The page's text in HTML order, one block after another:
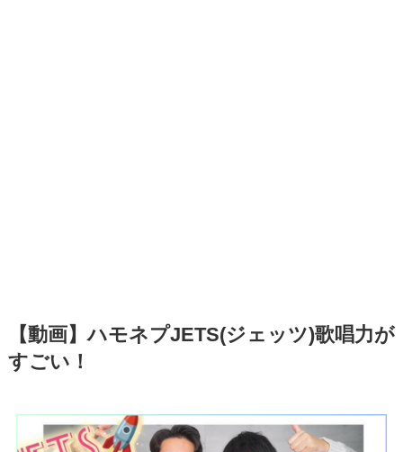
【動画】ハモネプJETS(ジェッツ)歌唱力が
すごい！